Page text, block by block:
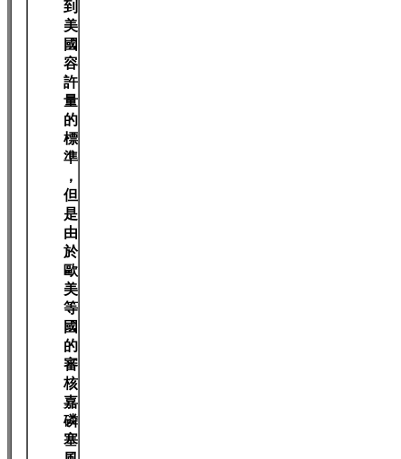
到
美
國
容
許
量
的
標
準
，
但
是
由
於
歐
美
等
國
的
審
核
嘉
磷
塞